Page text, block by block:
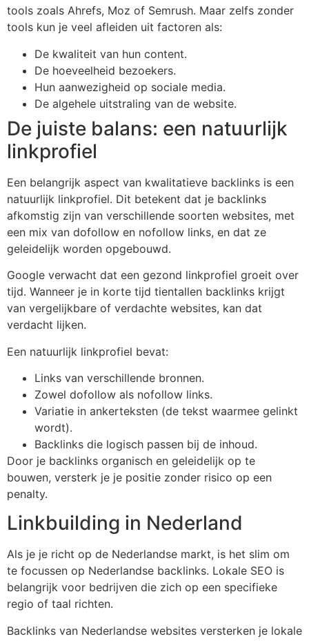
tools zoals Ahrefs, Moz of Semrush. Maar zelfs zonder
tools kun je veel afleiden uit factoren als:
De kwaliteit van hun content.
De hoeveelheid bezoekers.
Hun aanwezigheid op sociale media.
De algehele uitstraling van de website.
De juiste balans: een natuurlijk
linkprofiel
Een belangrijk aspect van kwalitatieve backlinks is een
natuurlijk linkprofiel. Dit betekent dat je backlinks
afkomstig zijn van verschillende soorten websites, met
een mix van dofollow en nofollow links, en dat ze
geleidelijk worden opgebouwd.
Google verwacht dat een gezond linkprofiel groeit over
tijd. Wanneer je in korte tijd tientallen backlinks krijgt
van vergelijkbare of verdachte websites, kan dat
verdacht lijken.
Een natuurlijk linkprofiel bevat:
Links van verschillende bronnen.
Zowel dofollow als nofollow links.
Variatie in ankerteksten (de tekst waarmee gelinkt
wordt).
Backlinks die logisch passen bij de inhoud.
Door je backlinks organisch en geleidelijk op te
bouwen, versterk je je positie zonder risico op een
penalty.
Linkbuilding in Nederland
Als je je richt op de Nederlandse markt, is het slim om
te focussen op Nederlandse backlinks. Lokale SEO is
belangrijk voor bedrijven die zich op een specifieke
regio of taal richten.
Backlinks van Nederlandse websites versterken je lokale